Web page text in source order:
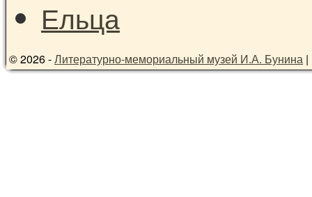
© 2026 -Литературно-мемориальный музей И.А. Бунина |